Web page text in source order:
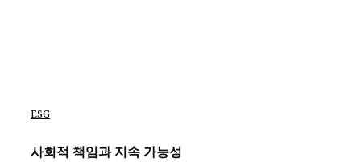
ESG
사회적 책임과 지속 가능성